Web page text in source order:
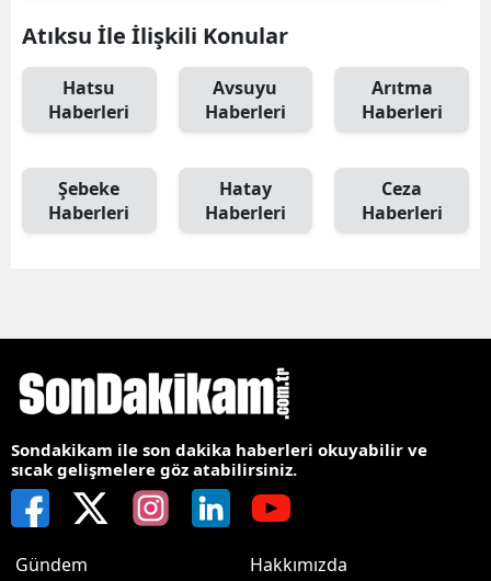
Atıksu İle İlişkili Konular
Hatsu
Haberleri
Avsuyu
Haberleri
Arıtma
Haberleri
Şebeke
Haberleri
Hatay
Haberleri
Ceza
Haberleri
Sondakikam ile son dakika haberleri okuyabilir ve
sıcak gelişmelere göz atabilirsiniz.
Gündem
Hakkımızda